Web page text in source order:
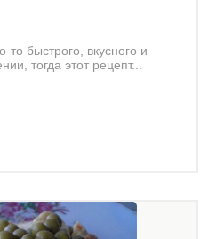
то быстрого, вкусного и
тогда этот рецепт...